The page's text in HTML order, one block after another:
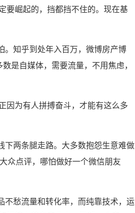
要崛起的，挡都挡不住的。现在基
。知乎到处年入百万，微博房产博
是自媒体，需要流量，不用焦虑，
因为有人拼搏奋斗，才能有这么多
下两条腿走路。大多数抱怨生意难做
众点评，哪怕做好一个微信朋友
不愁流量和转化率，而纯靠技术，运